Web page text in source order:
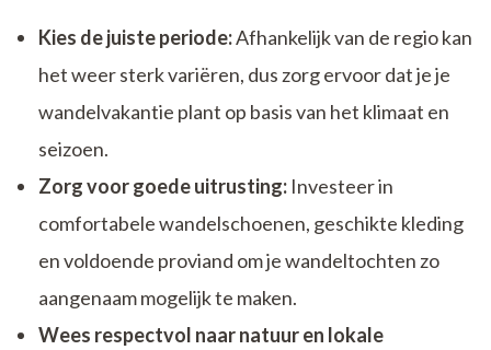
Kies de juiste periode:Afhankelijk van de regio kan
het weer sterk variëren, dus zorg ervoor dat je je
wandelvakantie plant op basis van het klimaat en
seizoen.
Zorg voor goede uitrusting: Investeer in
comfortabele wandelschoenen, geschikte kleding
en voldoende proviand om je wandeltochten zo
aangenaam mogelijk te maken.
Wees respectvol naar natuur en lokale